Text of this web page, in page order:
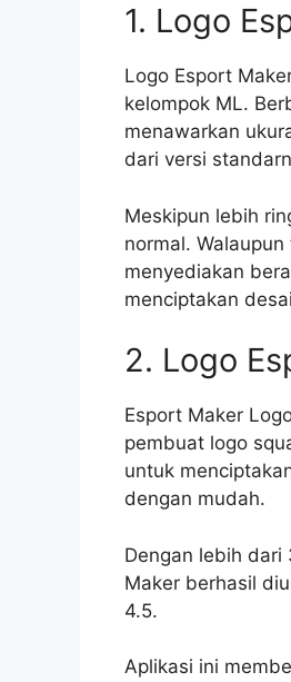
1. Logo
Logo Esport
kelompok ML.
menawarkan
dari versi
Meskipun lebih
normal.
menyediakan
menciptakan
2. Logo
Esport Maker
pembuat logo
untuk
dengan mudah.
Dengan lebih
Maker berhasil
4.5.
Aplikasi ini